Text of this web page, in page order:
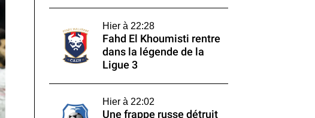
Hier à 22:28
Fahd El Khoumisti rentre
dans la légende de la
Ligue 3
Hier à 22:02
Une frappe russe détruit